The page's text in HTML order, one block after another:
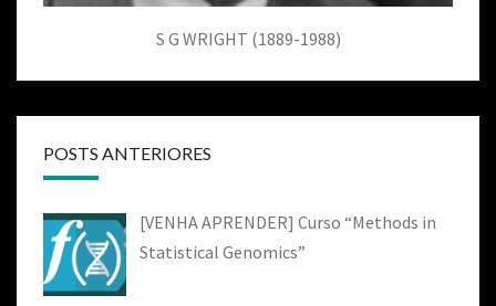
S G WRIGHT (1889-1988)
POSTS ANTERIORES
[VENHA APRENDER] Curso “Methods in
Statistical Genomics”